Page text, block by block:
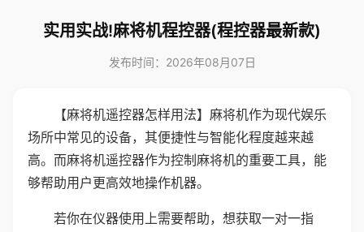
实用实战!麻将机程控器(程控器最新款)
发布时间：2026年08月07日
【麻将机遥控器怎样用法】麻将机作为现代娱乐
场所中常见的设备，其便捷性与智能化程度越来越
高。而麻将机遥控器作为控制麻将机的重要工具，能
够帮助用户更高效地操作机器。
若你在仪器使用上需要帮助，想获取一对一指